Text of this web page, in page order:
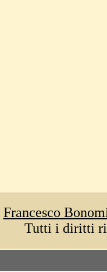
Francesco
Tutti i diritti